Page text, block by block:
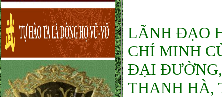
LÃNH ĐẠO
CHÍ MINH
ĐẠI
THANH HÀ,